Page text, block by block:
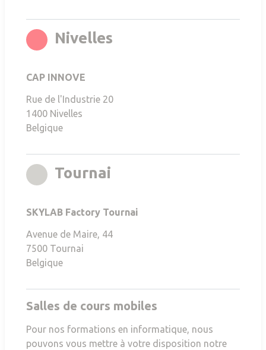
Nivelles
CAP INNOVE
Rue de l'Industrie 20
1400 Nivelles
Belgique
Tournai
SKYLAB Factory Tournai
Avenue de Maire, 44
7500 Tournai
Belgique
Salles de cours mobiles
Pour nos formations en informatique, nous
pouvons vous mettre à votre disposition notre